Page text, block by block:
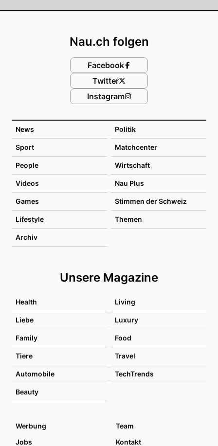
News Politik
Sport Matchcenter
People Wirtschaft
Videos Nau Plus
Games Stimmen der Schweiz
Lifestyle Themen
Archiv
Unsere Magazine
Health Living
Liebe Luxury
Family Food
Tiere Travel
Automobile TechTrends
Beauty
Nau.ch folgen
Facebook
Twitter
Instagram
Werbung
Team
Jobs
Kontakt